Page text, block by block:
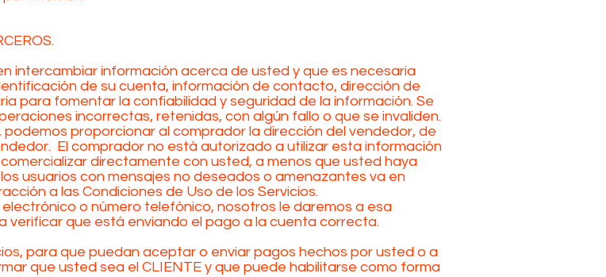
intercambiar información acerca de usted y que es necesaria
de su cuenta, información de contacto, dirección de
para fomentar la confiabilidad y seguridad de la información. Se
incorrectas, retenidas, con algún fallo o que se invaliden.
proporcionar al comprador la dirección del vendedor, de
El comprador no está autorizado a utilizar esta información
directamente con usted, a menos que usted haya
usuarios con mensajes no deseados o amenazantes va en
a las Condiciones de Uso de los Servicios.
o número telefónico, nosotros le daremos a esa
verificar que está enviando el pago a la cuenta correcta.
para que puedan aceptar o enviar pagos hechos por usted o a
que usted sea el CLIENTE y que puede habilitarse como forma